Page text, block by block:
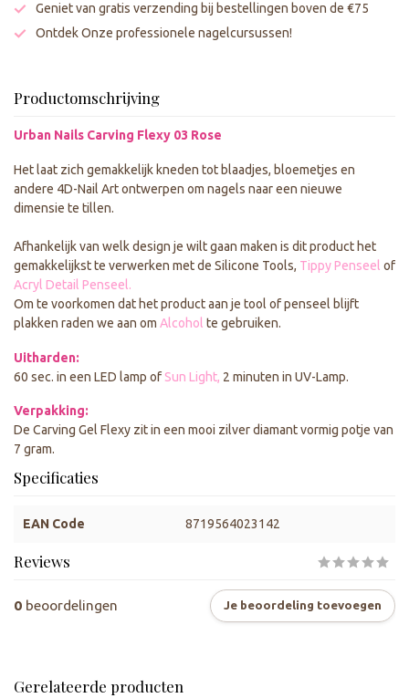
Geniet van gratis verzending bij bestellingen boven de €75
Ontdek Onze professionele nagelcursussen!
Productomschrijving
Urban Nails Carving Flexy 03 Rose
Het laat zich gemakkelijk kneden tot blaadjes, bloemetjes en
andere 4D-Nail Art ontwerpen om nagels naar een nieuwe
dimensie te tillen.
Afhankelijk van welk design je wilt gaan maken is dit product het
gemakkelijkst te verwerken met de Silicone Tools, Tippy Penseel of
Acryl Detail Penseel.
Om te voorkomen dat het product aan je tool of penseel blijft
plakken raden we aan om Alcohol te gebruiken.
Uitharden:
60 sec. in een LED lamp of Sun Light, 2 minuten in UV-Lamp.
Verpakking:
De Carving Gel Flexy zit in een mooi zilver diamant vormig potje van
7 gram.
Specificaties
EAN Code 8719564023142
Reviews
0 beoordelingen Je beoordeling toevoegen
Gerelateerde producten